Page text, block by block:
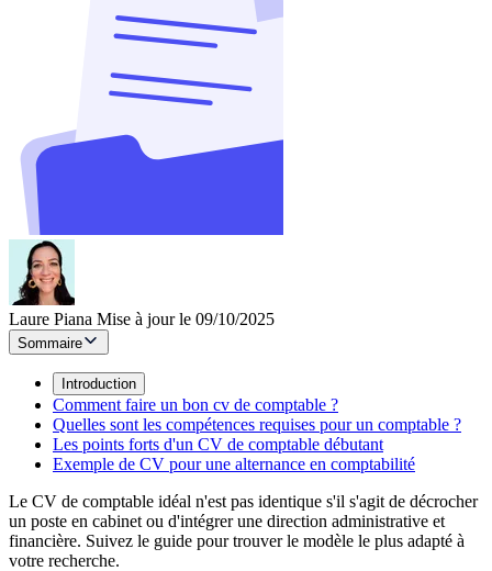
Laure Piana Mise à jour le 09/10/2025
Sommaire
Introduction
Comment faire un bon cv de comptable ?
Quelles sont les compétences requises pour un comptable ?
Les points forts d'un CV de comptable débutant
Exemple de CV pour une alternance en comptabilité
Le CV de comptable idéal n'est pas identique s'il s'agit de décrocher
un poste en cabinet ou d'intégrer une direction administrative et
financière. Suivez le guide pour trouver le modèle le plus adapté à
votre recherche.